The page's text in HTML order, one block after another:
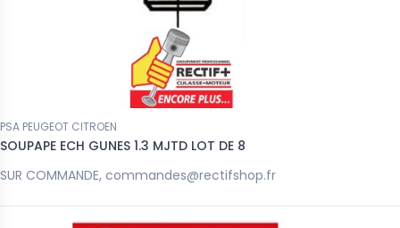
PSA PEUGEOT CITROEN
SOUPAPE ECH GUNES 1.3 MJTD LOT DE 8
SUR COMMANDE, commandes@rectifshop.fr